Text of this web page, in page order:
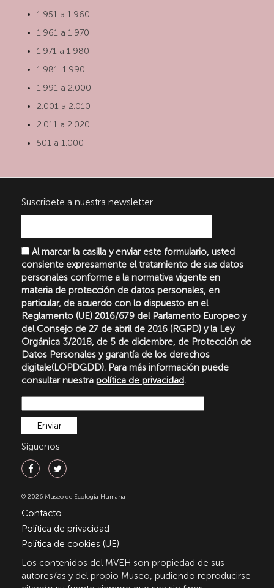
1.951 a 1.960
1.961 a 1.970
1.971 a 1.980
1.981-1.990
1.991 a 2.000
2.001 a 2.010
2.011 a 2.020
501 a 1.000
Suscribete a nuestra newsletter
Al marcar la casilla y enviar este formulario, usted
consiente expresamente el tratamiento de sus datos
personales conforme a la normativa vigente en
materia de protección de datos personales, en
particular, de acuerdo con lo dispuesto en el
Reglamento (UE) 2016/679 del Parlamento Europeo y
del Consejo de 27 de abril de 2016 (RGPD) y la Ley
Orgánica 3/2018, de 5 de diciembre, de Protección de
Datos Personales y garantía de los derechos
digitale(LOPDGDD). Para más información puede
consultar nuestra política de privacidad.
Síguenos
© 2026 Museo de Ecología Humana
Contacto
Política de privacidad
Política de cookies (UE)
Los contenidos del MVEH son propiedad de sus
autores/as y del propio Museo, pudiendo reproducirse